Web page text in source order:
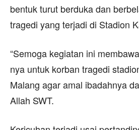
bentuk turut berduka dan
tragedi yang terjadi di Stadion
“Semoga kegiatan ini
nya untuk korban tragedi
Malang agar amal ibadahnya
Allah SWT.